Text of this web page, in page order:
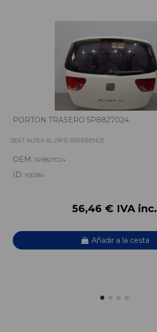
PORTON TRASERO 5P8827024
SEAT ALTEA XL (5P5) REFERENCE
OEM: 5P8827024
ID: 930384
56,46 € IVA inc.
Añadir a la cesta